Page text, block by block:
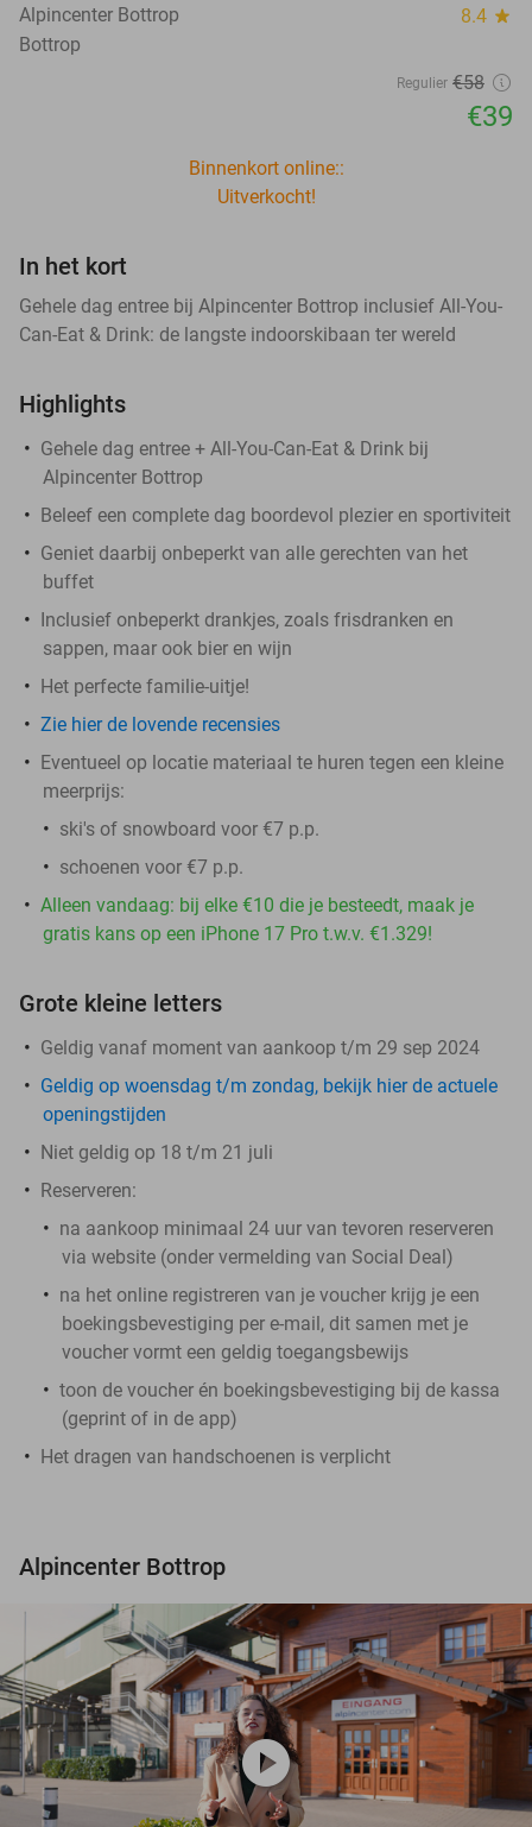
Alpincenter Bottrop 8.4 star
Bottrop
Regulier €58
€39
Binnenkort online::
Uitverkocht!
In het kort
Gehele dag entree bij Alpincenter Bottrop inclusief All-You-
Can-Eat & Drink: de langste indoorskibaan ter wereld
Highlights
Gehele dag entree + All-You-Can-Eat & Drink bij
Alpincenter Bottrop
Beleef een complete dag boordevol plezier en sportiviteit
Geniet daarbij onbeperkt van alle gerechten van het
buffet
Inclusief onbeperkt drankjes, zoals frisdranken en
sappen, maar ook bier en wijn
Het perfecte familie-uitje!
Zie hier de lovende recensies
Eventueel op locatie materiaal te huren tegen een kleine
meerprijs:
ski's of snowboard voor €7 p.p.
schoenen voor €7 p.p.
Alleen vandaag: bij elke €10 die je besteedt, maak je
gratis kans op een iPhone 17 Pro t.w.v. €1.329!
Grote kleine letters
Geldig vanaf moment van aankoop t/m 29 sep 2024
Geldig op woensdag t/m zondag, bekijk hier de actuele
openingstijden
Niet geldig op 18 t/m 21 juli
Reserveren:
na aankoop minimaal 24 uur van tevoren reserveren
via website (onder vermelding van Social Deal)
na het online registreren van je voucher krijg je een
boekingsbevestiging per e-mail, dit samen met je
voucher vormt een geldig toegangsbewijs
toon de voucher én boekingsbevestiging bij de kassa
(geprint of in de app)
Het dragen van handschoenen is verplicht
Alpincenter Bottrop
play_circle